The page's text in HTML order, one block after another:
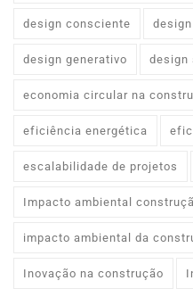
design consciente
design generativo design
economia circular na
eficiência energética
escalabilidade de projetos
Impacto ambiental
impacto ambiental da
Inovação na construção